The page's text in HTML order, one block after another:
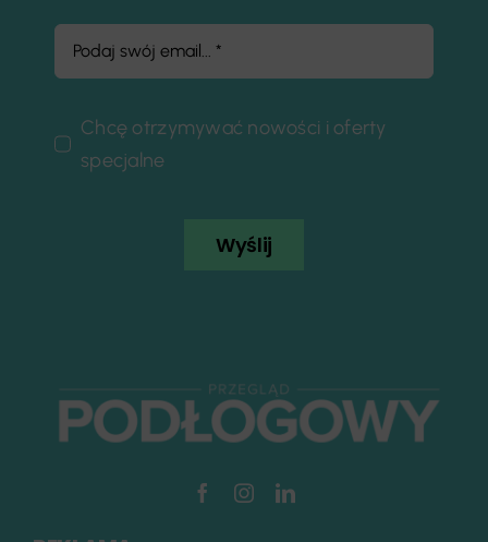
Chcę otrzymywać nowości i oferty
specjalne
Wyślij